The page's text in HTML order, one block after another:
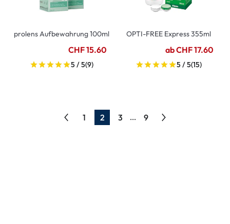
prolens Aufbewahrung 100ml
CHF 15.60
5 / 5(9)
OPTI-FREE Express 355ml
ab CHF 17.60
5 / 5(15)
1 2 3 ... 9